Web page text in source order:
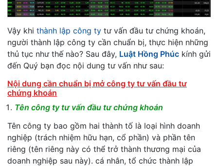
Vậy khi thành lập công ty tư vấn đầu tư chứng khoán,
người thành lập công ty cần chuẩn bị, thực hiện những
thủ tục như thế nào? Sau đây, Luật Hồng Phúc kính gửi
đến Quý bạn đọc nội dung tư vấn như sau:
Nội dung cần chuẩn bị mở công ty tư vấn đầu tư
chứng khoán
Tên công ty tư vấn đầu tư chứng khoán
Tên công ty bao gồm hai thành tố là loại hình doanh
nghiệp (trách nhiệm hữu hạn, cổ phần) và phần tên
riêng (tên riêng này có thể trở thành thương mại của
doanh nghiệp sau này). cá nhân, tổ chức thành lập